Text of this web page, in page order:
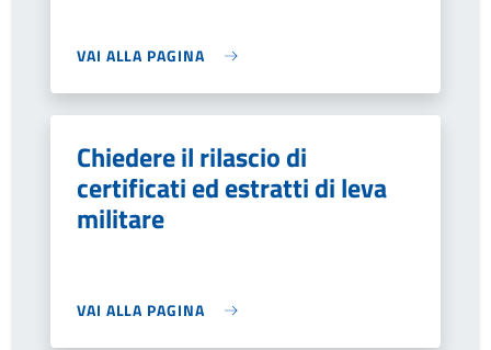
VAI ALLA PAGINA
Chiedere il rilascio di
certificati ed estratti di leva
militare
VAI ALLA PAGINA